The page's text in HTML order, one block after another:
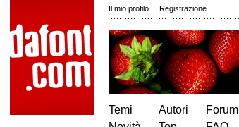
Il mio profilo | Registrazione
Temi
Autori
Forum